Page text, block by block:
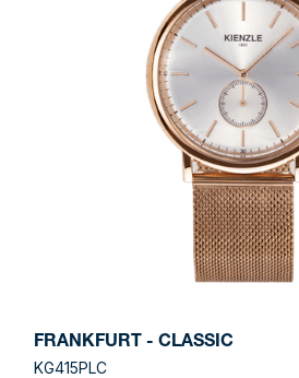
FRANKFURT - CLASSIC
KG415PLC